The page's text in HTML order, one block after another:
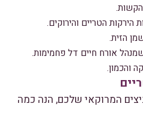
הירקות הטריים והירוקים.
הזית.
אורח חיים דל פחמימות.
והכמון.
המרוקאי שלכם, הנה כמה